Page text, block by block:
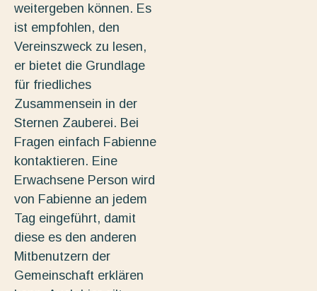
weitergeben können. Es
ist empfohlen, den
Vereinszweck zu lesen,
er bietet die Grundlage
für friedliches
Zusammensein in der
Sternen Zauberei. Bei
Fragen einfach Fabienne
kontaktieren. Eine
Erwachsene Person wird
von Fabienne an jedem
Tag eingeführt, damit
diese es den anderen
Mitbenutzern der
Gemeinschaft erklären